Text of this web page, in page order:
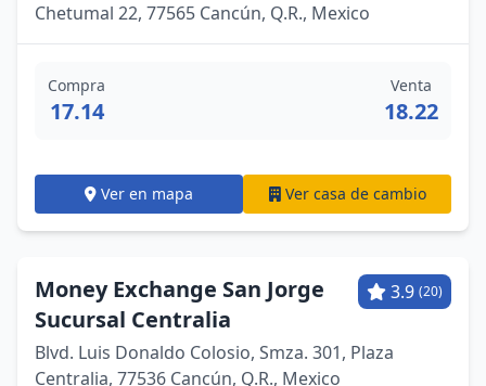
Chetumal 22, 77565 Cancún, Q.R., Mexico
Compra
17.14
Venta
18.22
Ver en mapa Ver casa de cambio
Money Exchange San Jorge
Sucursal Centralia
3.9 (20)
Blvd. Luis Donaldo Colosio, Smza. 301, Plaza
Centralia, 77536 Cancún, Q.R., Mexico